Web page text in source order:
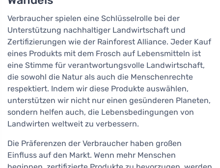
Verbraucher spielen eine Schlüsselrolle bei der
Unterstützung nachhaltiger Landwirtschaft und
Zertifizierungen wie der Rainforest Alliance. Jeder Kauf
eines Produkts mit dem Frosch auf Lebensmitteln ist
eine Stimme für verantwortungsvolle Landwirtschaft,
die sowohl die Natur als auch die Menschenrechte
respektiert. Indem wir diese Produkte auswählen,
unterstützen wir nicht nur einen gesünderen Planeten,
sondern helfen auch, die Lebensbedingungen von
Landwirten weltweit zu verbessern.
Die Präferenzen der Verbraucher haben großen
Einfluss auf den Markt. Wenn mehr Menschen